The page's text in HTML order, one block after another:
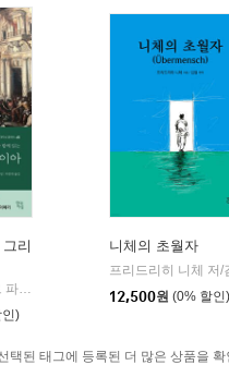
리
| 현대지성
)
니체의 초월자
12,500원 (0% 할인)
택된 태그에 등록된 더 많은 상품을 확